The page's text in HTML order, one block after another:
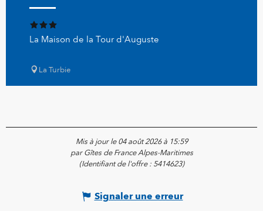
La Maison de la Tour d'Auguste
La Turbie
Mis à jour le 04 août 2026 à 15:59
par Gîtes de France Alpes-Maritimes
(Identifiant de l'offre : 5414623)
Signaler une erreur